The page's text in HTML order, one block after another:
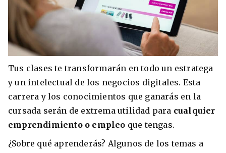
Tus clases te transformarán en todo un estratega
y un intelectual de los negocios digitales. Esta
carrera y los conocimientos que ganarás en la
cursada serán de extrema utilidad para cualquier
emprendimiento o empleo que tengas.
¿Sobre qué aprenderás? Algunos de los temas a